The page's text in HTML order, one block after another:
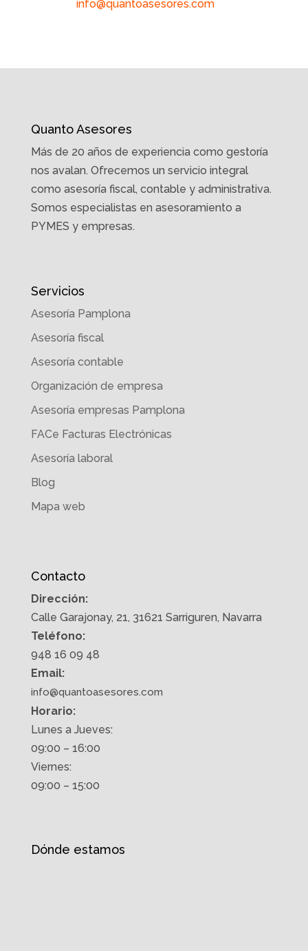
info@quantoasesores.com
Quanto Asesores
Más de 20 años de experiencia como gestoría
nos avalan. Ofrecemos un servicio integral
como asesoría fiscal, contable y administrativa.
Somos especialistas en asesoramiento a
PYMES y empresas.
Servicios
Asesoría Pamplona
Asesoría fiscal
Asesoría contable
Organización de empresa
Asesoría empresas Pamplona
FACe Facturas Electrónicas
Asesoría laboral
Blog
Mapa web
Contacto
Dirección:
Calle Garajonay, 21, 31621 Sarriguren, Navarra
Teléfono:
948 16 09 48
Email:
info@quantoasesores.com
Horario:
Lunes a Jueves:
09:00 – 16:00
Viernes:
09:00 – 15:00
Dónde estamos